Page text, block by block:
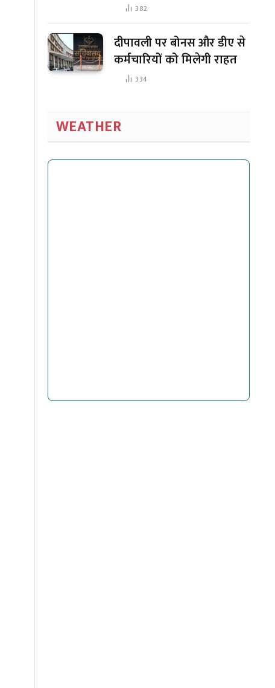
382
दीपावली पर बोनस और डीए से
कर्मचारियों को मिलेगी राहत
334
WEATHER